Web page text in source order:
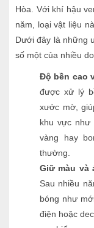
Hòa. Với khí hậu
năm, loại vật liệu
Dưới đây là những
số một của nhiều
Độ bền cao
được xử lý
xước mờ,
khu vực như
vàng hay
thường.
Giữ màu và
Sau nhiều
bóng như
điện hoặc